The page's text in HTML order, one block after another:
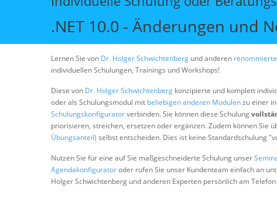
.NET 10.0 - Änderungen und
Lernen Sie von Dr. Holger Schwichtenberg und anderen
individuellen Schulungen, Trainings und Workshops!
Diese von Dr. Holger Schwichtenberg konzipierte und komplett
oder als Schulungsmodul mit beliebigen anderen Modulenzu einer
Schulungskonfiguratorverbinden. Sie können diese Schulung
priorisieren, streichen, ersetzen oder ergänzen. Zudem können Sie
Übungsanteil) selbst entscheiden. Dies ist keine Standardschulung
Nutzen Sie für eine auf Sie maßgeschneiderte Schulung unser
Agendakonfiguratoroder rufen Sie unser Kundenteam einfach an
Holger Schwichtenberg und anderen Experten persönlich am